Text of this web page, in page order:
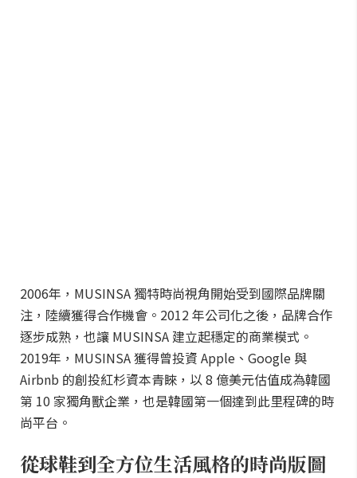
2006年，MUSINSA 獨特時尚視角開始受到國際品牌關
注，陸續獲得合作機會。2012 年公司化之後，品牌合作
逐步成熟，也讓 MUSINSA 建立起穩定的商業模式。
2019年，MUSINSA 獲得曾投資 Apple、Google 與
Airbnb 的創投紅杉資本青睞，以 8 億美元估值成為韓國
第 10 家獨角獸企業，也是韓國第一個達到此里程碑的時
尚平台。
從球鞋到全方位生活風格的時尚版圖